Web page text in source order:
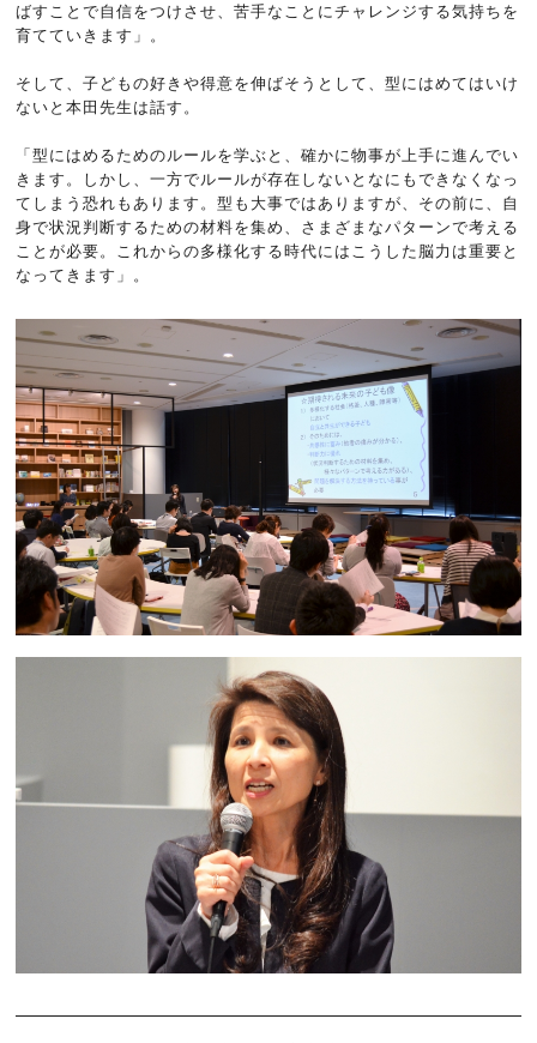
ばすことで自信をつけさせ、苦手なことにチャレンジする気持ちを
育てていきます」。
そして、子どもの好きや得意を伸ばそうとして、型にはめてはいけ
ないと本田先生は話す。
「型にはめるためのルールを学ぶと、確かに物事が上手に進んでい
きます。しかし、一方でルールが存在しないとなにもできなくなっ
てしまう恐れもあります。型も大事ではありますが、その前に、自
身で状況判断するための材料を集め、さまざまなパターンで考える
ことが必要。これからの多様化する時代にはこうした脳力は重要と
なってきます」。